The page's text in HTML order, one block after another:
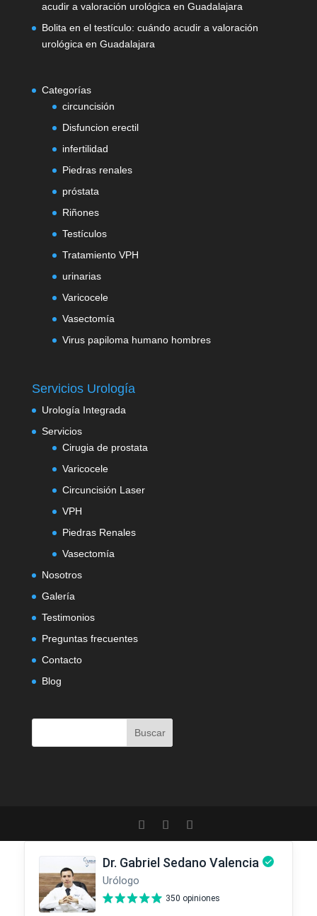
acudir a valoración urológica en Guadalajara
Bolita en el testículo: cuándo acudir a valoración
urológica en Guadalajara
Categorías
circuncisión
Disfuncion erectil
infertilidad
Piedras renales
próstata
Riñones
Testículos
Tratamiento VPH
urinarias
Varicocele
Vasectomía
Virus papiloma humano hombres
Servicios Urología
Urología Integrada
Servicios
Cirugia de prostata
Varicocele
Circuncisión Laser
VPH
Piedras Renales
Vasectomía
Nosotros
Galería
Testimonios
Preguntas frecuentes
Contacto
Blog
Buscar